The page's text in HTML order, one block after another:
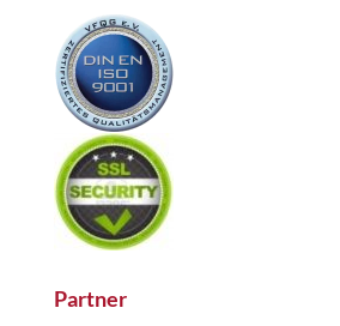
Partner